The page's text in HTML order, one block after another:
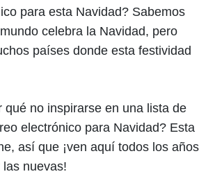
para esta Navidad? Sabemos
celebra la Navidad, pero
países donde esta festividad
qué no inspirarse en una lista de
electrónico para Navidad? Esta
así que ¡ven aquí todos los años
nuevas!